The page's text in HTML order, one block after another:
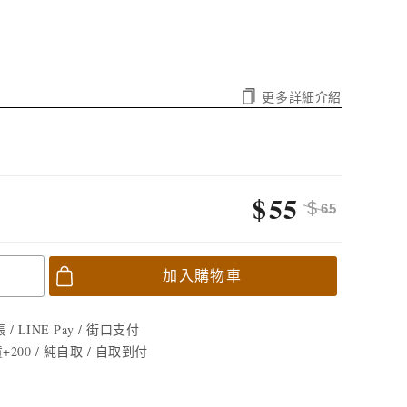
更多詳細介紹
$55 $65
加入購物車
/ LINE Pay / 街口支付
/ 純自取 / 自取到付